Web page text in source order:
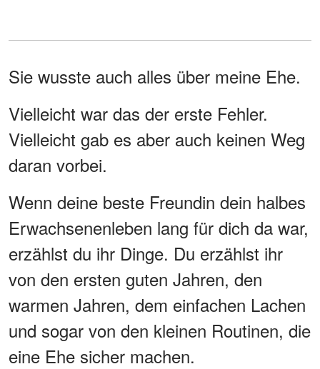
Sie wusste auch alles über meine Ehe.
Vielleicht war das der erste Fehler.
Vielleicht gab es aber auch keinen Weg
daran vorbei.
Wenn deine beste Freundin dein halbes
Erwachsenenleben lang für dich da war,
erzählst du ihr Dinge. Du erzählst ihr
von den ersten guten Jahren, den
warmen Jahren, dem einfachen Lachen
und sogar von den kleinen Routinen, die
eine Ehe sicher machen.